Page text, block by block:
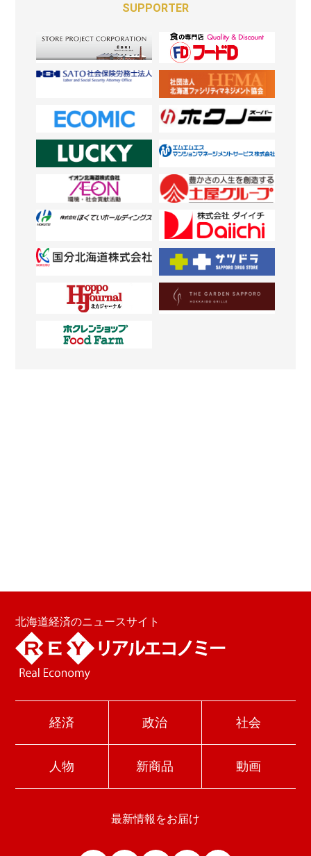
SUPPORTER
北海道経済のニュースサイト
経済 政治 社会
人物 新商品 動画
最新情報をお届け